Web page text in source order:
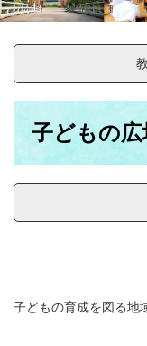
子どもの
子どもの育成を図る地